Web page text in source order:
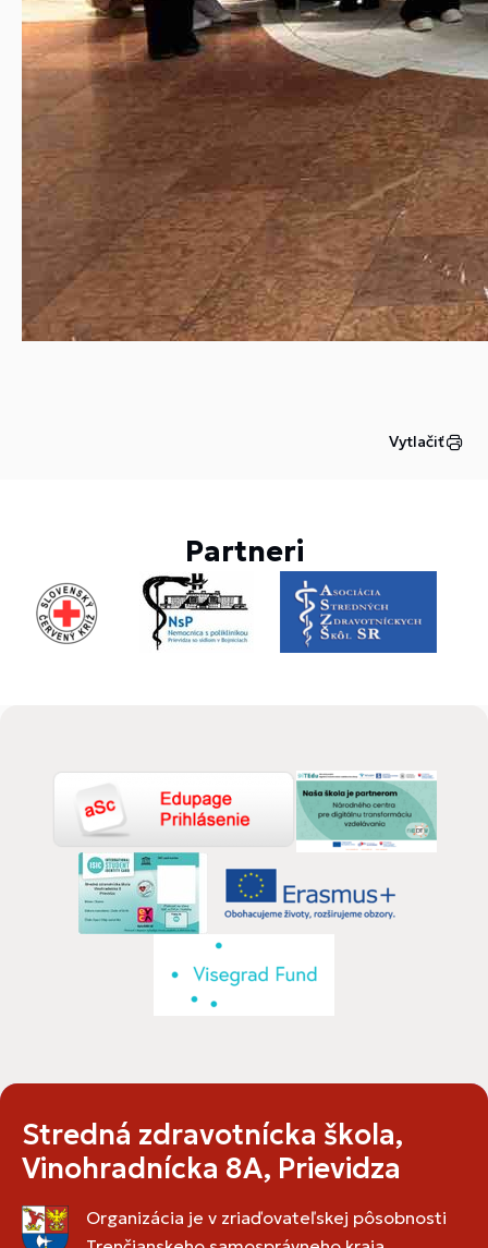
Vytlačiť
Partneri
Stredná zdravotnícka škola,
Vinohradnícka 8A, Prievidza
Organizácia je v zriaďovateľskej pôsobnosti